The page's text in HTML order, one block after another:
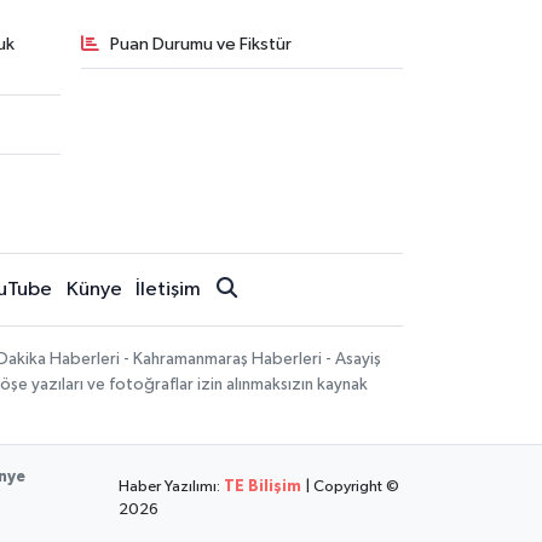
Puan Durumu ve Fikstür
Künye İletişim
Haberleri - Kahramanmaraş Haberleri - Asayiş
yazıları ve fotoğraflar izin alınmaksızın kaynak
Haber Yazılımı: TE Bilişim
| Copyright ©
2026